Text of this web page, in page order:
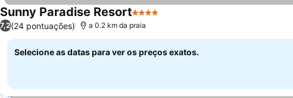
Sunny Paradise Resort4 Estrelas
7,2(24 pontuações) a 0.2 km da praia
Selecione as datas para ver os preços exatos.